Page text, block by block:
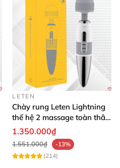
từ nhựa ABS có độ bền cao
LETEN
Chày rung Leten Lightning
thế hệ 2 massage toàn thân
nhiều tần số rung phát
1.350.000₫
1.551.000₫
-13%
(214)